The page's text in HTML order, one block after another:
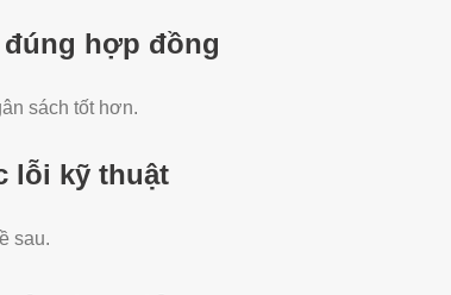
hợp đồng
sách tốt hơn.
lỗi kỹ thuật
sau.